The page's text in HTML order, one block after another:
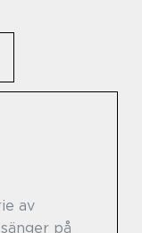
av
på